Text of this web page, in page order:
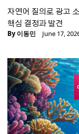
자연어 질의로 광고
핵심 결정과 발견
By이동민 June 17,